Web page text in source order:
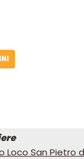
Loco San Pietro